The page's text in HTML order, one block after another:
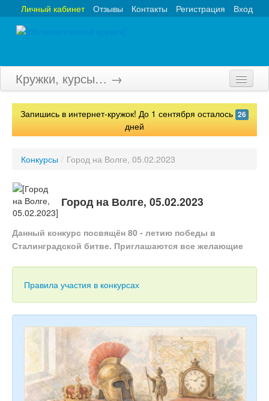
Вход
Регистрация
Контакты
Отзывы
Личный кабинет
Кружки, курсы… →
Главная
Турниры
Вебинары
Тесты
Игры
Учитель
Запишись в интернет-кружок! До 1 сентября осталось 26
дней
Конкурсы / Город на Волге, 05.02.2023
Город на Волге, 05.02.2023
Данный конкурс посвящён 80 - летию победы в
Сталинградской битве. Приглашаются все желающие
Правила участия в конкурсах